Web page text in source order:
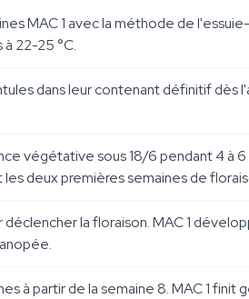
MAC 1 avec la méthode de
à 22-25 °C.
dans leur contenant définitif dès
végétative sous 18/6 pendant 4
les deux premières semaines de
déclencher la floraison. MAC 1
à partir de la semaine 8. MAC 1